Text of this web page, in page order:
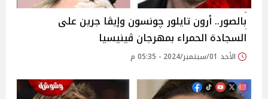
بالصور.. أرون تايلور چونسون وإيڤا جرين على
السجادة الحمراء بمهرجان ڤينيسيا
الأحد 01/سبتمبر/2024 - 05:35 م